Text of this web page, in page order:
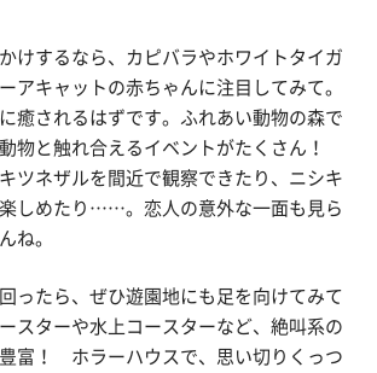
けするなら、カピバラやホワイトタイガ
アキャットの赤ちゃんに注目してみて。
癒されるはずです。ふれあい動物の森で
物と触れ合えるイベントがたくさん！
ツネザルを間近で観察できたり、ニシキ
しめたり……。恋人の意外な一面も見ら
ね。
ったら、ぜひ遊園地にも足を向けてみて
スターや水上コースターなど、絶叫系の
富！ ホラーハウスで、思い切りくっつ